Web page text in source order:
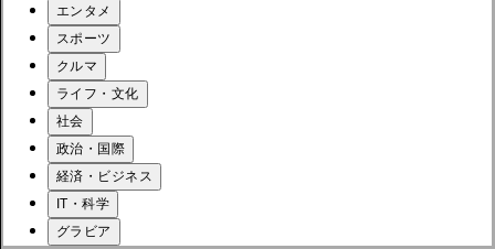
エンタメ
スポーツ
クルマ
ライフ・文化
社会
政治・国際
経済・ビジネス
IT・科学
グラビア